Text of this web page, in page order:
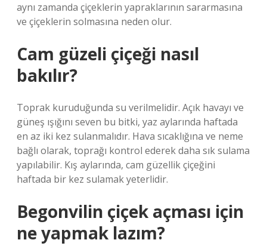
aynı zamanda çiçeklerin yapraklarının sararmasına
ve çiçeklerin solmasına neden olur.
Cam güzeli çiçeği nasıl
bakılır?
Toprak kuruduğunda su verilmelidir. Açık havayı ve
güneş ışığını seven bu bitki, yaz aylarında haftada
en az iki kez sulanmalıdır. Hava sıcaklığına ve neme
bağlı olarak, toprağı kontrol ederek daha sık sulama
yapılabilir. Kış aylarında, cam güzellik çiçeğini
haftada bir kez sulamak yeterlidir.
Begonvilin çiçek açması için
ne yapmak lazım?